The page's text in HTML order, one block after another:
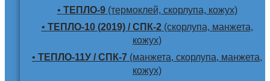
• ТЕПЛО-9(термоклей, скорлупа, кожух)
• ТЕПЛО-10 (2019) / СПК-2(скорлупа, манжета,
кожух)
• ТЕПЛО-11У / СПК-7 (манжета, скорлупа, манжета,
кожух)